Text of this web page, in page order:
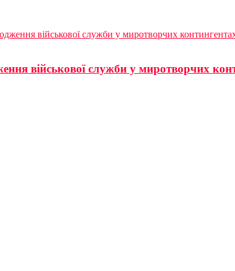
військової служби у миротворчих
військової служби у миротворчих